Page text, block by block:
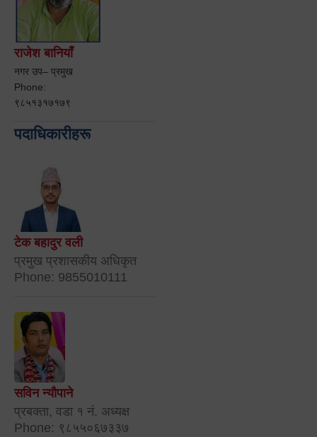
राजेश बानियाँ
नगर उप– प्रमुख
Phone:
९८५१३१७१७९
पदाधिकारीहरू
टेक बहादुर वली
प्रमुख प्रशासकीय अधिकृत
Phone: 9855010111
सविन न्यौपाने
प्रबक्ता, वडा १ नं. अध्यक्ष
Phone: ९८५५०६७३३७